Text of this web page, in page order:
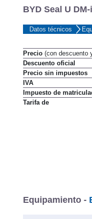
BYD Seal U
Datos técnicos
Precio (con descuento
Descuento oficial
Precio sin impuestos
IVA
Impuesto de
Tarifa de
Equipamiento -